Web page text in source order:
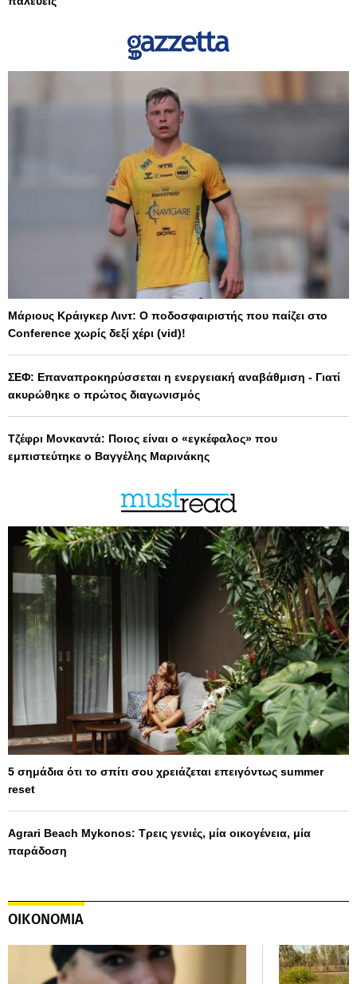
Μάριους Κράιγκερ Λιντ: Ο ποδοσφαιριστής που παίζει στο
Conference χωρίς δεξί χέρι (vid)!
ΣΕΦ: Επαναπροκηρύσσεται η ενεργειακή αναβάθμιση - Γιατί
ακυρώθηκε ο πρώτος διαγωνισμός
Τζέφρι Μονκαντά: Ποιος είναι ο «εγκέφαλος» που
εμπιστεύτηκε ο Βαγγέλης Μαρινάκης
5 σημάδια ότι το σπίτι σου χρειάζεται επειγόντως summer
reset
Agrari Beach Mykonos: Τρεις γενιές, μία οικογένεια, μία
παράδοση
ΟΙΚΟΝΟΜΙΑ